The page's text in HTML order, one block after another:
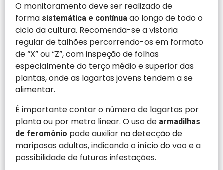
O monitoramento deve ser realizado de
forma sistemática e contínua ao longo de todo o
ciclo da cultura. Recomenda-se a vistoria
regular de talhões percorrendo-os em formato
de “X” ou “Z”, com inspeção de folhas
especialmente do terço médio e superior das
plantas, onde as lagartas jovens tendem a se
alimentar.
É importante contar o número de lagartas por
planta ou por metro linear. O uso de armadilhas
de feromônio pode auxiliar na detecção de
mariposas adultas, indicando o início do voo e a
possibilidade de futuras infestações.